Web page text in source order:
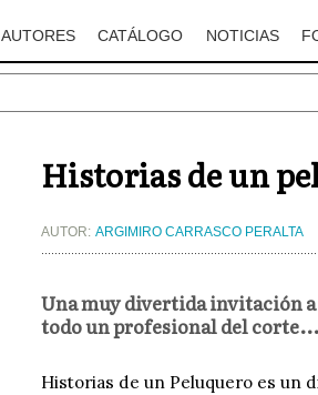
AUTORES CATÁLOGO NOTICIAS
Historias de un
AUTOR: ARGIMIRO CARRASCO PERALTA
Una muy divertida invitación
todo un profesional del
Historias de un Peluquero es un